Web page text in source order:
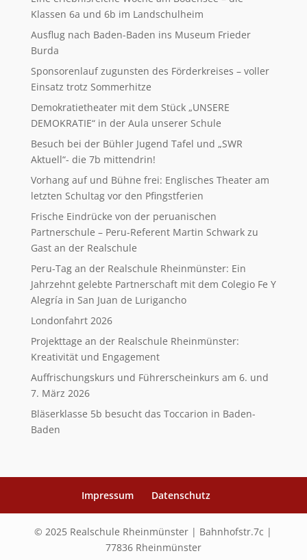
Klassen 6a und 6b im Landschulheim
Ausflug nach Baden-Baden ins Museum Frieder
Burda
Sponsorenlauf zugunsten des Förderkreises – voller
Einsatz trotz Sommerhitze
Demokratietheater mit dem Stück „UNSERE
DEMOKRATIE“ in der Aula unserer Schule
Besuch bei der Bühler Jugend Tafel und „SWR
Aktuell“- die 7b mittendrin!
Vorhang auf und Bühne frei: Englisches Theater am
letzten Schultag vor den Pfingstferien
Frische Eindrücke von der peruanischen
Partnerschule – Peru-Referent Martin Schwark zu
Gast an der Realschule
Peru-Tag an der Realschule Rheinmünster: Ein
Jahrzehnt gelebte Partnerschaft mit dem Colegio Fe Y
Alegría in San Juan de Lurigancho
Londonfahrt 2026
Projekttage an der Realschule Rheinmünster:
Kreativität und Engagement
Auffrischungskurs und Führerscheinkurs am 6. und
7. März 2026
Bläserklasse 5b besucht das Toccarion in Baden-
Baden
Impressum Datenschutz
© 2025 Realschule Rheinmünster | Bahnhofstr.7c |
77836 Rheinmünster